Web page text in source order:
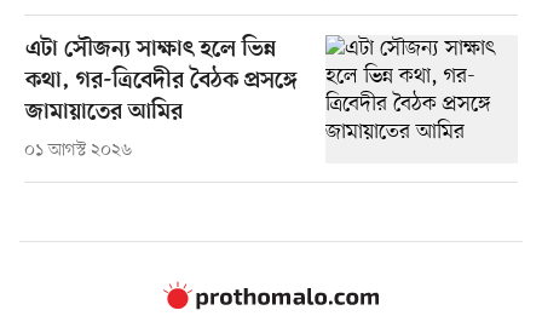
এটা সৌজন্য সাক্ষাৎ হলে ভিন্ন
কথা, গর-ত্রিবেদীর বৈঠক প্রসঙ্গে
জামায়াতের আমির
০১ আগস্ট ২০২৬